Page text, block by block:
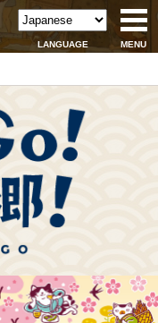
LANGUAGE MENU